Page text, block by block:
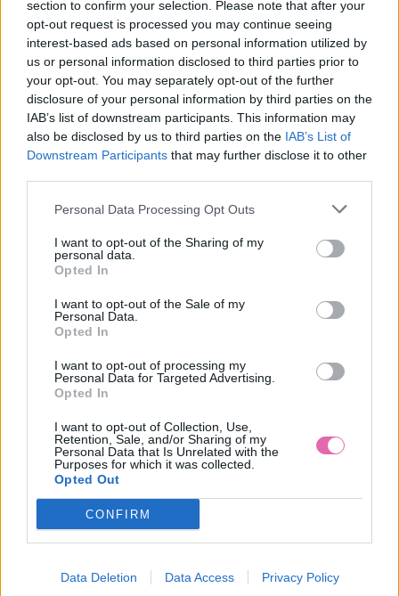
section to confirm your selection. Please note that after your
opt-out request is processed you may continue seeing
interest-based ads based on personal information utilized by
us or personal information disclosed to third parties prior to
your opt-out. You may separately opt-out of the further
disclosure of your personal information by third parties on the
IAB’s list of downstream participants. This information may
also be disclosed by us to third parties on the IAB’s List of
Downstream Participants that may further disclose it to other
Personal Data Processing Opt Outs
I want to opt-out of the Sharing of my
personal data.
Opted In
I want to opt-out of the Sale of my
Personal Data.
Opted In
I want to opt-out of processing my
Personal Data for Targeted Advertising.
Opted In
I want to opt-out of Collection, Use,
Retention, Sale, and/or Sharing of my
Personal Data that Is Unrelated with the
Purposes for which it was collected.
Opted Out
CONFIRM
Data Deletion Data Access Privacy Policy
XL
COUNTRY RUŽOVO-MODRÉ KÁROVANÉ ŠATY